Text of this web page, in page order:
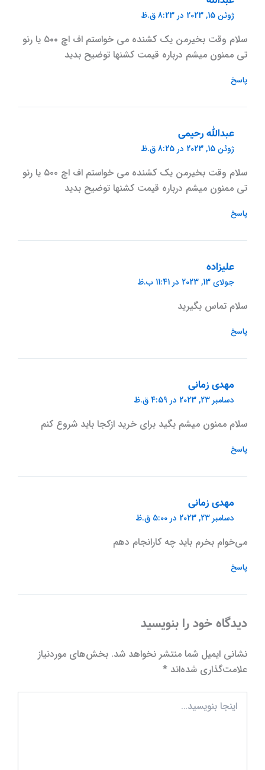
ژوئن 15, 2023 در 8:23 ق.ظ
سلام وقت بخیرمن یک کشنده می خواستم اف اچ ۵۰۰ یا رنو
تی ممنون میشم درباره قیمت کشنها توضیح بدید
پاسخ
عبدالله رحیمی
ژوئن 15, 2023 در 8:25 ق.ظ
سلام وقت بخیرمن یک کشنده می خواستم اف اچ ۵۰۰ یا رنو
تی ممنون میشم درباره قیمت کشنها توضیح بدید
پاسخ
علیزاده
جولای 13, 2023 در 11:41 ب.ظ
سلام تماس بگیرید
پاسخ
مهدی زمانی
دسامبر 23, 2023 در 4:59 ق.ظ
سلام ممنون میشم بگید برای خرید ازکجا باید شروع کنم
پاسخ
مهدی زمانی
دسامبر 23, 2023 در 5:00 ق.ظ
می‌خوام بخرم باید چه کارانجام دهم
پاسخ
دیدگاه‌ خود را بنویسید
نشانی ایمیل شما منتشر نخواهد شد. بخش‌های موردنیاز
علامت‌گذاری شده‌اند *
بنویسید…